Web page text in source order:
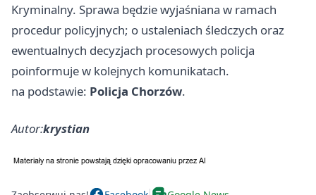
Kryminalny. Sprawa będzie wyjaśniana w ramach
procedur policyjnych; o ustaleniach śledczych oraz
ewentualnych decyzjach procesowych policja
poinformuje w kolejnych komunikatach.
na podstawie: Policja Chorzów.
Autor:krystian